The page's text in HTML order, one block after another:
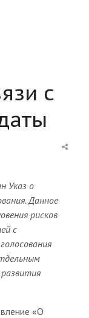
с
Указ о
Данное
рисков
с
«О